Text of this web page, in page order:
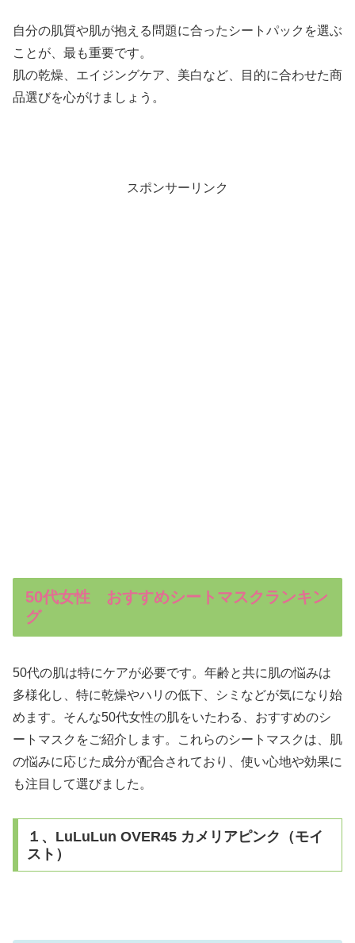
自分の肌質や肌が抱える問題に合ったシートパックを選ぶ
ことが、最も重要です。
肌の乾燥、エイジングケア、美白など、目的に合わせた商
品選びを心がけましょう。
スポンサーリンク
50代女性 おすすめシートマスクランキン
グ
50代の肌は特にケアが必要です。年齢と共に肌の悩みは
多様化し、特に乾燥やハリの低下、シミなどが気になり始
めます。そんな50代女性の肌をいたわる、おすすめのシ
ートマスクをご紹介します。これらのシートマスクは、肌
の悩みに応じた成分が配合されており、使い心地や効果に
も注目して選びました。
１、LuLuLun OVER45 カメリアピンク（モイ
スト）